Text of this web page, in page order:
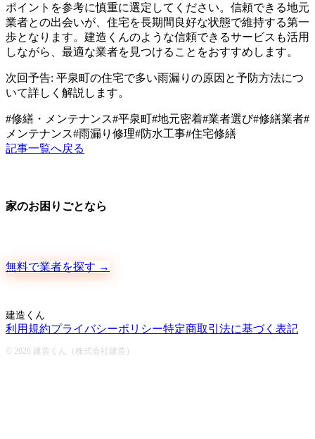
ポイントを参考に慎重に選定してください。信頼できる地元
業者との出会いが、住宅を長期間良好な状態で維持する第一
歩となります。建造くんのような信頼できるサービスも活用
しながら、最適な業者を見つけることをおすすめします。
次回予告: 平泉町の住宅で多い雨漏りの原因と予防方法につ
いて詳しく解説します。
#修繕・メンテナンス#平泉町#地元密着#業者選び#修繕業者#
メンテナンス#雨漏り修理#防水工事#住宅修繕
記事一覧へ戻る
家のお困りごとなら
無料で業者を探す →
建造くん
利用規約プライバシーポリシー特定商取引法に基づく表記
© 2026 建造くん（株式会社建造）